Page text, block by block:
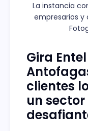
La instancia
empresarios y
Gira
clientes
un